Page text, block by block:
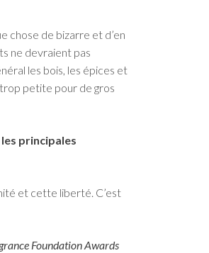
chose de bizarre et d’en
ne devraient pas
les bois, les épices et
petite pour de gros
principales
et cette liberté. C’est
Foundation Awards